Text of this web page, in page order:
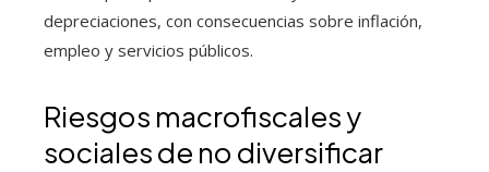
depreciaciones, con consecuencias sobre inflación,
empleo y servicios públicos.
Riesgos macrofiscales y
sociales de no diversificar